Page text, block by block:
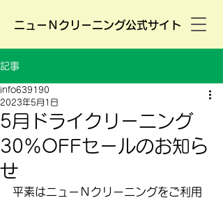
ニューＮクリーニング公式サイト
記事
5月ドライクリーニング
30％OFFセールのお知ら
せ
info639190
2023年5月1日
平素はニューＮクリーニングをご利用